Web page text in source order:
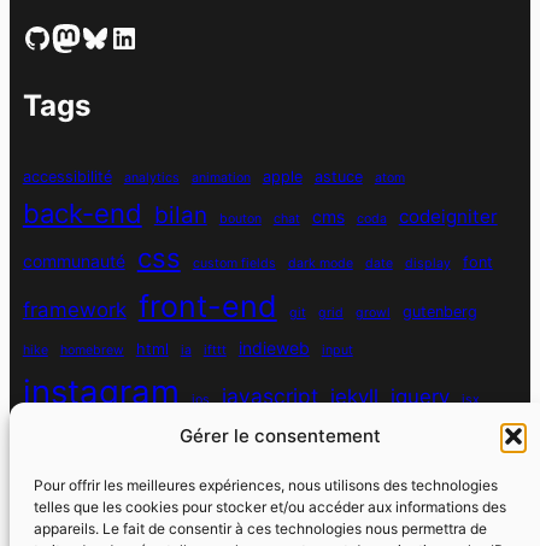
Gérer le consentement
Pour offrir les meilleures expériences, nous utilisons des technologies
telles que les cookies pour stocker et/ou accéder aux informations des
appareils. Le fait de consentir à ces technologies nous permettra de
GitHub Mastodon Bluesky LinkedIn
Tags
accessibilité analytics animation apple astuce atom
back-end bilan bouton chat cms coda codeigniter
communauté css custom fields dark mode date display font
framework front-end git grid growl gutenberg
hike homebrew html ia ifttt indieweb input
instagram ios javascript jekyll jquery jsx
masonry media queries mysql navigation
personnel php pixel plugin print